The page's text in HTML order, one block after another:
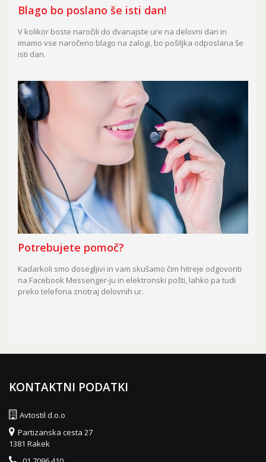
Blago bo poslano še isti dan!
V kolikor boste naročili do dvanajste ure na delovni dan in
imamo vse naročeno blago na zalogi, bo pošiljka odposlana še
isti dan.
Potrebujete pomoč?
Kadarkoli smo dosegljivi in vam skušamo čim hitreje odgovoriti
na Facebook Messenger-ju in elektronski pošti, lahko pa tudi
preko telefona znotraj delovnih ur.
KONTAKTNI PODATKI
Avtostil d.o.o
Partizanska cesta 27
1381 Rakek